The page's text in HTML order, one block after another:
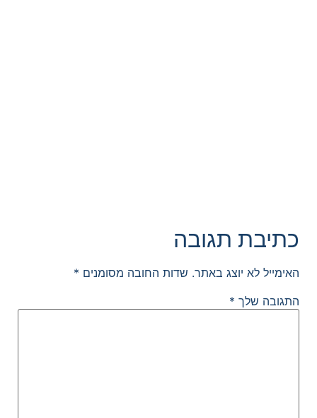
כתיבת תגובה
האימייל לא יוצג באתר. שדות החובה מסומנים *
התגובה שלך *